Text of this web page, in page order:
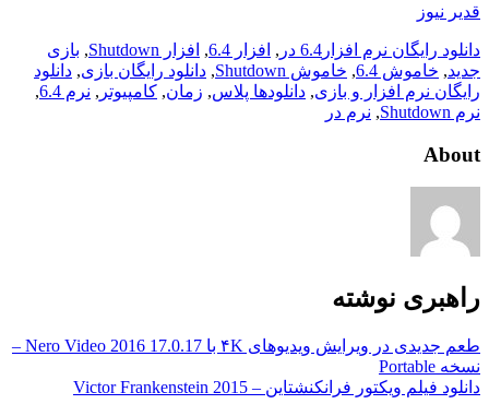
قدیر نیوز
دانلود رایگان نرم افزار 6.4 در , افزار 6.4 , افزار Shutdown , بازی
جدید, خاموش 6.4 , خاموش Shutdown , دانلود رایگان بازی, دانلود
رایگان نرم افزار و بازی, دانلودها پلاس, زمان, کامپیوتر , نرم 6.4
,
نرم Shutdown
, نرم در
About
راهبری نوشته
طعم جدیدی در ویرایش ویدیوهای ۴K با Nero Video 2016 17.0.17 –
نسخه Portable
دانلود فیلم ویکتور فرانکنشتاین – Victor Frankenstein 2015